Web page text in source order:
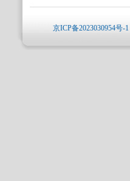
京ICP备2023030954号-1